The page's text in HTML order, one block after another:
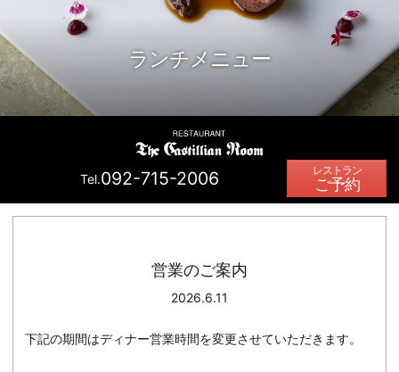
ランチメニュー
Tel.092-715-2006 ご予約
営業のご案内
2026.6.11
下記の期間はディナー営業時間を変更させていただきます。